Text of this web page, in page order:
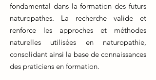
fondamental dans la formation des futurs
naturopathes. La recherche valide et
renforce les approches et méthodes
naturelles utilisées en naturopathie,
consolidant ainsi la base de connaissances
des praticiens en formation.